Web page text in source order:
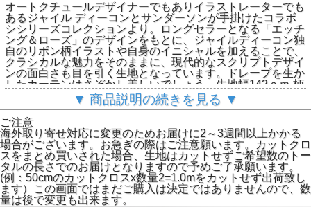
オートクチュールデザイナーでもありイラストレーターでも
あるジャイル ディーコンとサンダーソンが手掛けたコラボ
シシリーズコレクションより。ロングセラーとなる「エッチ
ング＆ローズ」のデザインをもとに、ジャイルディーコン独
自のリボン柄イラストや自身のイニシャルを加えることで、
クラシカルな魅力をそのままに、現代的なスクリプトデザイ
ンの面白さも目を引く生地となっています。ドレープを生か
したカーテンはさぞかし美しいでしょう。生地幅142ｃｍ,柄
の大きさ62.5cm,麻53％綿35％ナイロン12％
配送方法はクリックポストによるメール便と通常のヤマト便
が選べます。規定サイズの配送や折畳めない商品はレターパ
ックまたは通常配送となります。予めご了承下さい。)
▼ 商品説明の続きを見る ▼
ご注意
海外取り寄せ対応に変更のためお届けに2～3週間以上かかる
場合がございます。お急ぎの際はご注意願います。カットクロ
スをまとめ買いされた場合、生地はカットせずご希望数のトー
タルの長さでのお届けとなりますので予めご了承願います。
(例：50cmのカットクロスx数量2=1.0mをカットせず出荷致し
ます）この画面ではまだご購入は決定ではありませんので、数
量は後で変更も出来ます。